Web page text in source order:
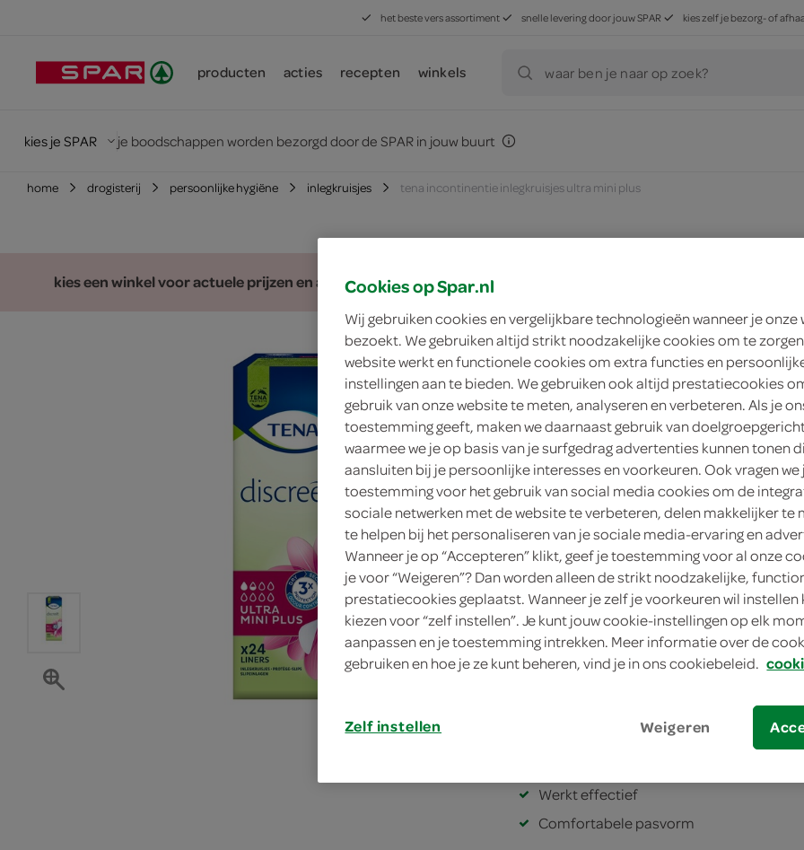
het beste vers assortiment snelle levering door jouw SPAR kies zelf je bezorg- of
producten acties recepten winkels waar ben je naar op zoek?
kies je SPAR je boodschappen worden bezorgd door de SPAR in jouw buurt
home drogisterij persoonlijke hygiëne inlegkruisjes tena incontinentie inlegkruisjes ultra mini plus
kies een winkel voor actuele prijzen en assortiment
Tena Incontinentie
Plus
Tena
5.
39
24 Stuks
in winkelmand
Let op: aanbiedingen zijn niet
Werkt effectief
Comfortabele pasvorm
Cookies op Spar.nl
Wij gebruiken cookies en vergelijkbare technologieën wanneer je onze
bezoekt. We gebruiken altijd strikt noodzakelijke cookies om te
website werkt en functionele cookies om extra functies en
instellingen aan te bieden. We gebruiken ook altijd prestatiecookies
gebruik van onze website te meten, analyseren en verbeteren. Als je
toestemming geeft, maken we daarnaast gebruik van
waarmee we je op basis van je surfgedrag advertenties kunnen tonen
aansluiten bij je persoonlijke interesses en voorkeuren. Ook vragen we
toestemming voor het gebruik van social media cookies om de
sociale netwerken met de website te verbeteren, delen makkelijker te
te helpen bij het personaliseren van je sociale media-ervaring en
Wanneer je op “Accepteren” klikt, geef je toestemming voor al onze
je voor “Weigeren”? Dan worden alleen de strikt noodzakelijke,
prestatiecookies geplaatst. Wanneer je zelf je voorkeuren wil instellen
kiezen voor “zelf instellen”. Je kunt jouw cookie-instellingen op elk
aanpassen en je toestemming intrekken. Meer informatie over de
gebruiken en hoe je ze kunt beheren, vind je in ons cookiebeleid.
Zelf instellen Weigeren